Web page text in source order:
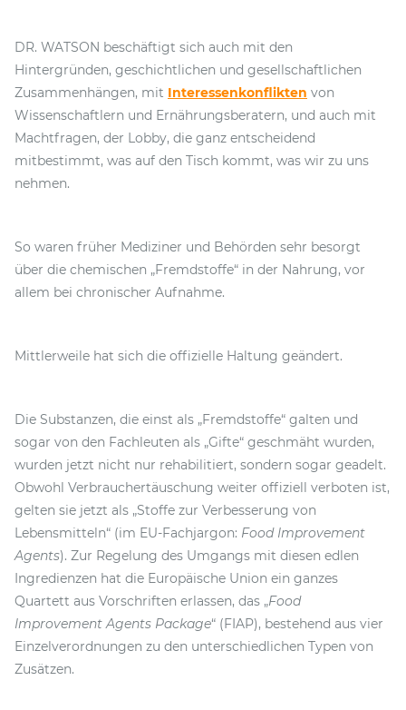
DR. WATSON beschäftigt sich auch mit den
Hintergründen, geschichtlichen und gesellschaftlichen
Zusammenhängen, mit Interessenkonflikten von
Wissenschaftlern und Ernährungsberatern, und auch mit
Machtfragen, der Lobby, die ganz entscheidend
mitbestimmt, was auf den Tisch kommt, was wir zu uns
nehmen.
So waren früher Mediziner und Behörden sehr besorgt
über die chemischen „Fremdstoffe“ in der Nahrung, vor
allem bei chronischer Aufnahme.
Mittlerweile hat sich die offizielle Haltung geändert.
Die Substanzen, die einst als „Fremdstoffe“ galten und
sogar von den Fachleuten als „Gifte“ geschmäht wurden,
wurden jetzt nicht nur rehabilitiert, sondern sogar geadelt.
Obwohl Verbrauchertäuschung weiter offiziell verboten ist,
gelten sie jetzt als „Stoffe zur Verbesserung von
Lebensmitteln“ (im EU-Fachjargon: Food Improvement
Agents). Zur Regelung des Umgangs mit diesen edlen
Ingredienzen hat die Europäische Union ein ganzes
Quartett aus Vorschriften erlassen, das „Food
Improvement Agents Package“ (FIAP), bestehend aus vier
Einzelverordnungen zu den unterschiedlichen Typen von
Zusätzen.